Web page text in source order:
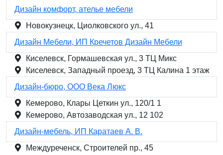
Дизайн комфорт, ателье мебели
Новокузнецк, Циолковского ул., 41
Дизайн Мебели, ИП Кречетов Дизайн Мебели
Киселевск, Гормашевская ул., 3 ТЦ Микс
Киселевск, Западный проезд, 3 ТЦ Калина 1 этаж
Дизайн-бюро, ООО Века Люкс
Кемерово, Клары Цеткин ул., 120/1 1
Кемерово, Автозаводская ул., 12 102
Дизайн-мебель, ИП Каратаев А. В.
Междуреченск, Строителей пр., 45